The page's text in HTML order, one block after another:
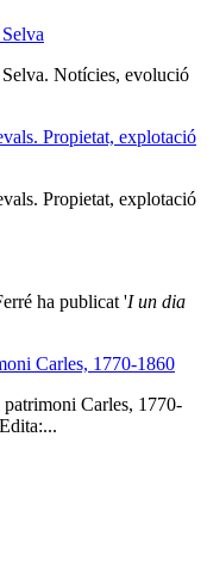
Notícies, evolució
Propietat, explotació
Propietat, explotació
ha publicat 'I un dia
Carles, 1770-1860
Carles, 1770-